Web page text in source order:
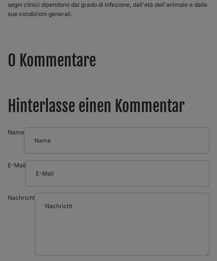
segni clinici dipendono dal grado di infezione, dall'età dell'animale e dalle
sue condizioni generali.
0 Kommentare
Hinterlasse einen Kommentar
Name
E-Mail
Nachricht